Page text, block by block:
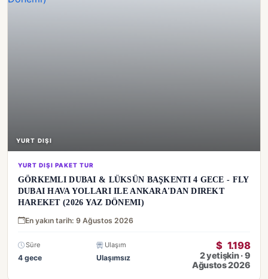
YURT DIŞI
YURT DIŞI PAKET TUR
GÖRKEMLI DUBAI & LÜKSÜN BAŞKENTI 4 GECE - FLY
DUBAI HAVA YOLLARI ILE ANKARA'DAN DIREKT
HAREKET (2026 YAZ DÖNEMI)
En yakın tarih: 9 Ağustos 2026
Süre
4 gece
Ulaşım
Ulaşımsız
$ 1.198
2 yetişkin · 9
Ağustos 2026